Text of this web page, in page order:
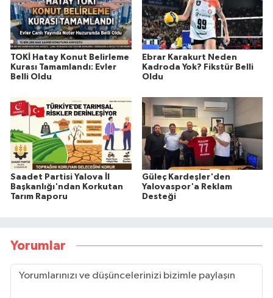
TOKİ Hatay Konut Belirleme
Kurası Tamamlandı: Evler
Belli Oldu
Ebrar Karakurt Neden
Kadroda Yok? Fikstür Belli
Oldu
Saadet Partisi Yalova İl
Başkanlığı'ndan Korkutan
Tarım Raporu
Güleç Kardeşler'den
Yalovaspor'a Reklam
Desteği
Yorumlar